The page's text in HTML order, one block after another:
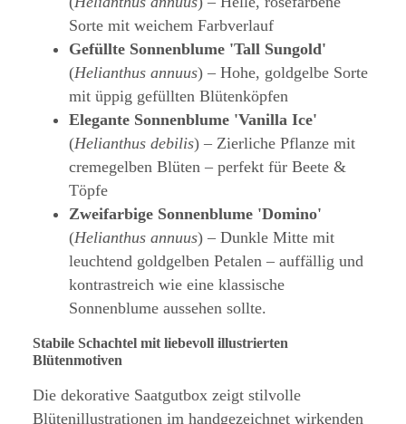
Sorte mit weichem Farbverlauf
Gefüllte Sonnenblume 'Tall Sungold'
(Helianthus annuus) – Hohe, goldgelbe Sorte
mit üppig gefüllten Blütenköpfen
Elegante Sonnenblume 'Vanilla Ice'
(Helianthus debilis) – Zierliche Pflanze mit
cremegelben Blüten – perfekt für Beete &
Töpfe
Zweifarbige Sonnenblume 'Domino'
(Helianthus annuus) – Dunkle Mitte mit
leuchtend goldgelben Petalen – auffällig und
kontrastreich wie eine klassische
Sonnenblume aussehen sollte.
Stabile Schachtel mit liebevoll illustrierten
Blütenmotiven
Die dekorative Saatgutbox zeigt stilvolle
Blütenillustrationen im handgezeichnet wirkenden